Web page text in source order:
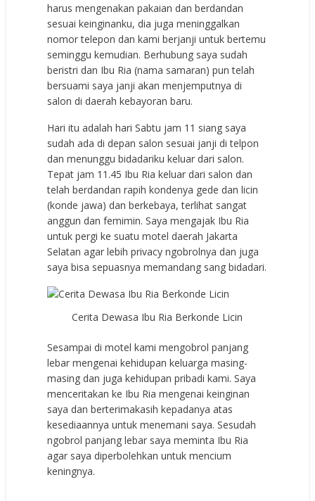
harus mengenakan pakaian dan berdandan
sesuai keinginanku, dia juga meninggalkan
nomor telepon dan kami berjanji untuk bertemu
seminggu kemudian. Berhubung saya sudah
beristri dan Ibu Ria (nama samaran) pun telah
bersuami saya janji akan menjemputnya di
salon di daerah kebayoran baru.
Hari itu adalah hari Sabtu jam 11 siang saya
sudah ada di depan salon sesuai janji di telpon
dan menunggu bidadariku keluar dari salon.
Tepat jam 11.45 Ibu Ria keluar dari salon dan
telah berdandan rapih kondenya gede dan licin
(konde jawa) dan berkebaya, terlihat sangat
anggun dan femimin. Saya mengajak Ibu Ria
untuk pergi ke suatu motel daerah Jakarta
Selatan agar lebih privacy ngobrolnya dan juga
saya bisa sepuasnya memandang sang bidadari.
Cerita Dewasa Ibu Ria Berkonde Licin
Sesampai di motel kami mengobrol panjang
lebar mengenai kehidupan keluarga masing-
masing dan juga kehidupan pribadi kami. Saya
menceritakan ke Ibu Ria mengenai keinginan
saya dan berterimakasih kepadanya atas
kesediaannya untuk menemani saya. Sesudah
ngobrol panjang lebar saya meminta Ibu Ria
agar saya diperbolehkan untuk mencium
keningnya.